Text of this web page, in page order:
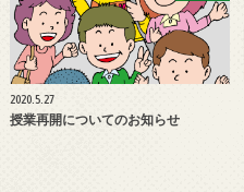
2020.5.27
授業再開についてのお知らせ